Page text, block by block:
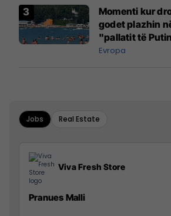
Momenti kur
godet plazhin
"pallatit të
Evropa
Jobs Real Estate
Viva Fresh Store
Pranues Malli